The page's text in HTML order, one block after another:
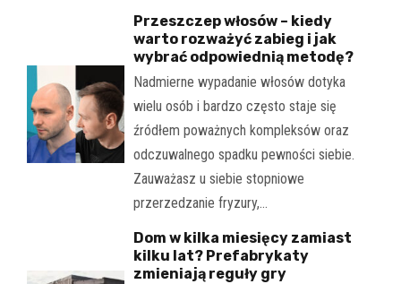
Przeszczep włosów – kiedy
warto rozważyć zabieg i jak
wybrać odpowiednią metodę?
Nadmierne wypadanie włosów dotyka
wielu osób i bardzo często staje się
źródłem poważnych kompleksów oraz
odczuwalnego spadku pewności siebie.
Zauważasz u siebie stopniowe
przerzedzanie fryzury,…
Dom w kilka miesięcy zamiast
kilku lat? Prefabrykaty
zmieniają reguły gry